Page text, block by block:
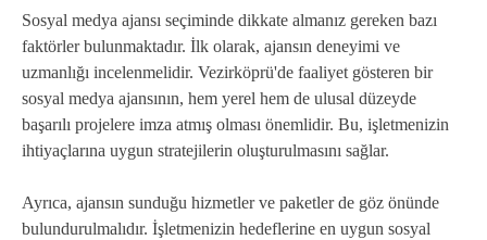
Sosyal medya ajansı seçiminde dikkate almanız gereken bazı
faktörler bulunmaktadır. İlk olarak, ajansın deneyimi ve
uzmanlığı incelenmelidir. Vezirköprü'de faaliyet gösteren bir
sosyal medya ajansının, hem yerel hem de ulusal düzeyde
başarılı projelere imza atmış olması önemlidir. Bu, işletmenizin
ihtiyaçlarına uygun stratejilerin oluşturulmasını sağlar.
Ayrıca, ajansın sunduğu hizmetler ve paketler de göz önünde
bulundurulmalıdır. İşletmenizin hedeflerine en uygun sosyal